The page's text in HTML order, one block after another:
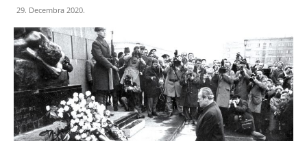
29. Decembra 2020.